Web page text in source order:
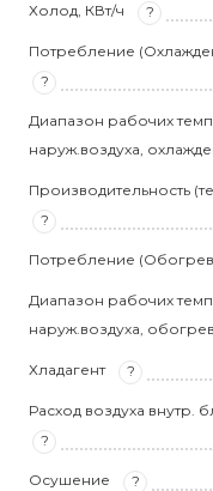
Холод, КВт/ч ?
Потребление
?
Диапазон рабочих
наруж.воздуха,
Производительность
?
Потребление
Диапазон рабочих
наруж.воздуха,
Хладагент ?
Расход воздуха внутр.
?
Осушение ?